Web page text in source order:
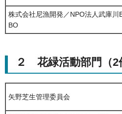
株式会社尼漁開発／NPO法人武庫川
BO
２ 花緑活動部門（2
矢野芝生管理委員会